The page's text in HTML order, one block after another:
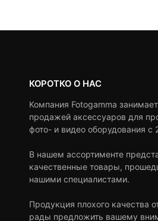
КОРОТКО О НАС
Компания Fotogamma
продажей аксессуаров для
фото- и видео оборудования с
В нашем ассортименте
качественные товары,
нашими специалистами.
Продукция плохого качества
рады предложить вашему